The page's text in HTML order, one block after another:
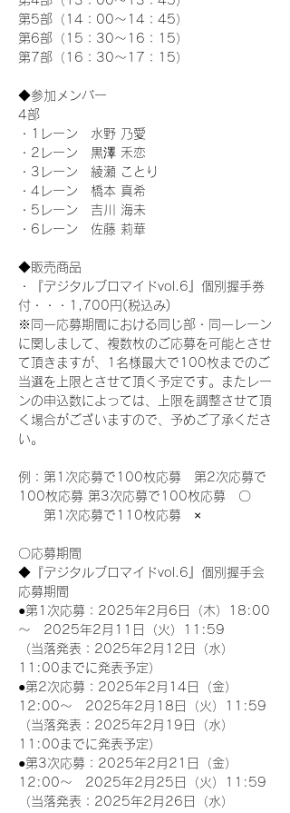
第5部（14：00～14：45）
第6部（15：30～16：15）
第7部（16：30～17：15）
◆参加メンバー
4部
・1レーン　水野 乃愛
・2レーン　黒澤 禾恋
・3レーン　綾瀬 ことり
・4レーン　橋本 真希
・5レーン　吉川 海未
・6レーン　佐藤 莉華
◆販売商品
・『デジタルブロマイドvol.6』個別握手券
付・・・1,700円(税込み)
※同一応募期間における同じ部・同一レーン
に関しまして、複数枚のご応募を可能とさせ
て頂きますが、1名様最大で100枚までのご
当選を上限とさせて頂く予定です。またレー
ンの申込数によっては、上限を調整させて頂
く場合がございますので、予めご了承くださ
い。
例：第1次応募で100枚応募　第2次応募で
100枚応募 第3次応募で100枚応募　〇
第1次応募で110枚応募　×
〇応募期間
◆『デジタルブロマイドvol.6』個別握手会
応募期間
●第1次応募：2025年2月6日（木）18:00
～　2025年2月11日（火）11:59
（当落発表：2025年2月12日（水）
11:00までに発表予定）
●第2次応募：2025年2月14日（金）
12:00～　2025年2月18日（火）11:59
（当落発表：2025年2月19日（水）
11:00までに発表予定）
●第3次応募：2025年2月21日（金）
12:00～　2025年2月25日（火）11:59
（当落発表：2025年2月26日（水）